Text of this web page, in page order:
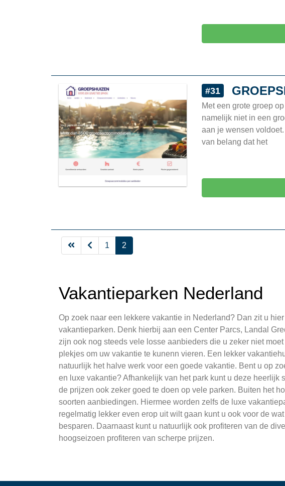
#31
Met een grote groep
namelijk niet in een
aan je wensen
van belang dat het
1 2
Vakantieparken Nederland
Op zoek naar een lekkere vakantie in Nederland? Dan zit u
vakantieparken. Denk hierbij aan een Center Parcs, Landal
zijn ook nog steeds vele losse aanbieders die u zeker niet
plekjes om uw vakantie te kunenn vieren. Een lekker
natuurlijk het halve werk voor een goede vakantie. Bent u op
en luxe vakantie? Afhankelijk van het park kunt u deze heerlijk
de prijzen ook zeker goed te doen op vele parken. Buiten het
soorten aanbiedingen. Hiermee worden zelfs de luxe
regelmatig lekker even erop uit wilt gaan kunt u ook voor de
besparen. Daarnaast kunt u natuurlijk ook profiteren van de
hoogseizoen profiteren van scherpe prijzen.